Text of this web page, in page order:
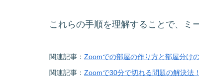
これらの手順を理解することで、ミ
関連記事： Zoomでの部屋の作り方と部屋分け
関連記事： Zoomで30分で切れる問題の解決法